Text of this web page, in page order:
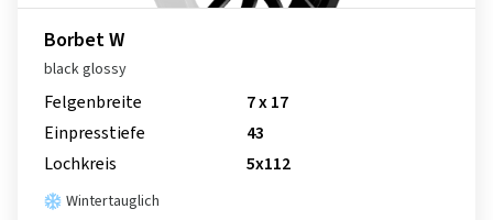
Borbet W
black glossy
Felgenbreite
7 x 17
Einpresstiefe
43
Lochkreis
5x112
Wintertauglich